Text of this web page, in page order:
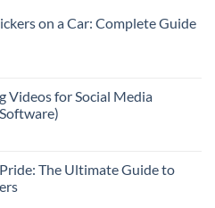
on a Car: Complete Guide
Videos for Social Media
The Ultimate Guide to